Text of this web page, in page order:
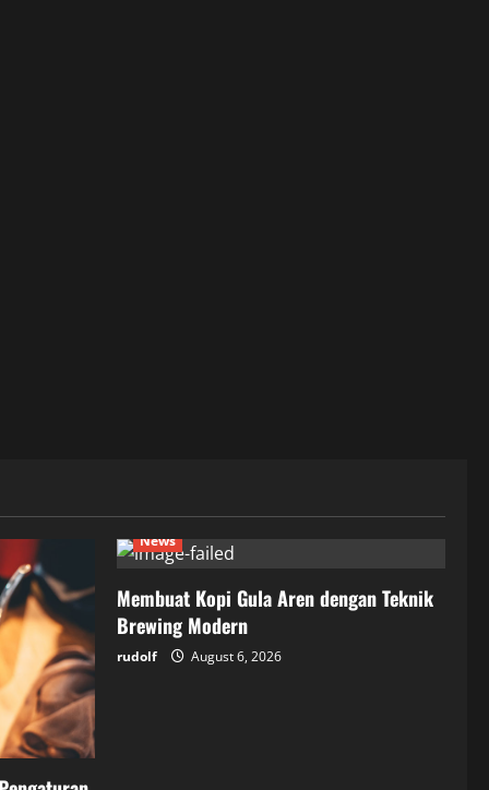
News
Membuat Kopi Gula Aren dengan Teknik
Brewing Modern
rudolf August 6, 2026